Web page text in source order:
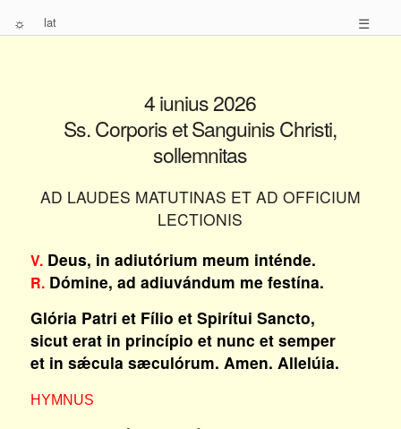
☼ lat ☰
4 iunius 2026
Ss. Corporis et Sanguinis Christi,
sollemnitas
AD LAUDES MATUTINAS ET AD OFFICIUM
LECTIONIS
V.Deus, in adiutórium meum inténde.
R.Dómine, ad adiuvándum me festína.
Glória Patri et Fílio et Spirítui Sancto,
sicut erat in princípio et nunc et semper
et in sǽcula sæculórum. Amen. Allelúia.
HYMNUS